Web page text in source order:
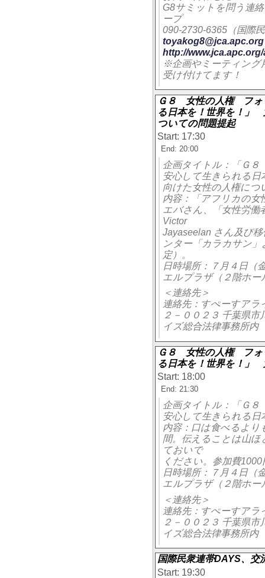
G8サミットを問う連
ープ
090-2730-6365（国際
toyakog8@jca.apc.org
http://
※企画やミーティング
受け付けてます！
Ｇ８ 女性の人権 フォ
る日本を！世界を！」
ついての問題提起
Start: 17:30
End: 20:00
企画タイトル：「Ｇ
安心して生きられる
向けた女性の人権につ
内容：「アフリカの女
エバさん、「女性労
Victor
Jayaseelan さん及び
ンター「カラカサン
定）。
日時場所：７月４日（
エルプラザ（２階ホー
＜連絡先＞
連絡先：すぺーすアラ
２－００２３ 千葉県
イズ総合法律事務所
Ｇ８ 女性の人権 フォ
る日本を！世界を！」
Start: 18:00
End: 21:30
企画タイトル：「Ｇ
安心して生きられる
内容：口は食べるよ
間。伝えることは山
ておいで
ください。参加費
日時場所：７月４日（
エルプラザ（２階ホー
＜連絡先＞
連絡先：すぺーすアラ
２－００２３ 千葉県
イズ総合法律事務所
国際民衆連帯DAYS、交
Start: 19:30